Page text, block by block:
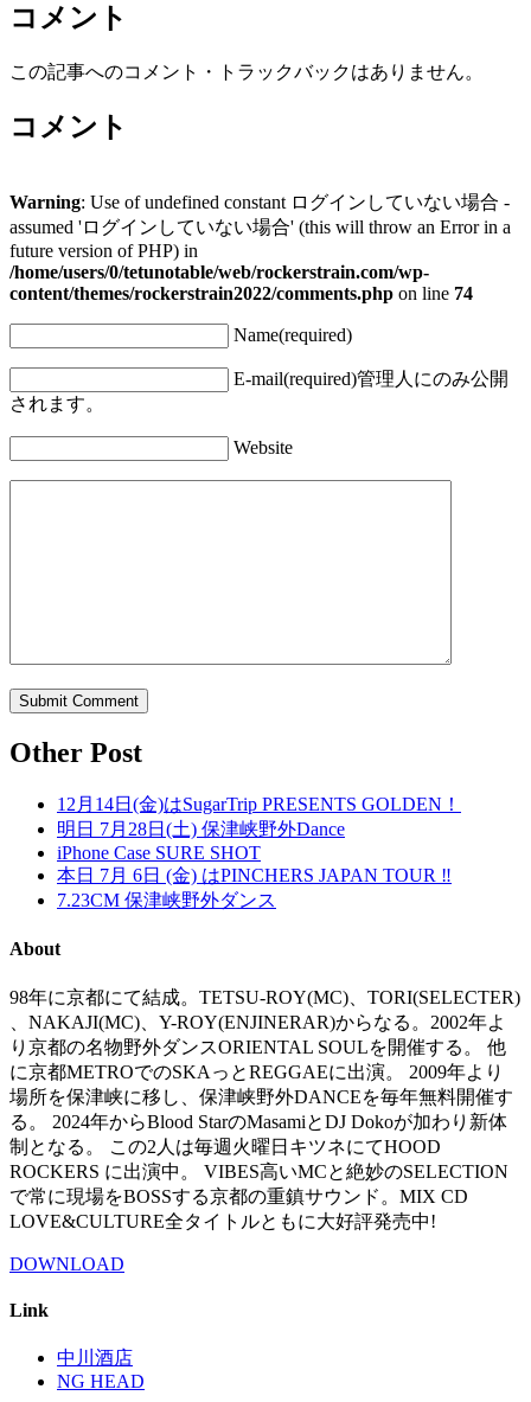
コメント
この記事へのコメント・トラックバックはありません。
コメント
Warning: Use of undefined constant ログインしていない場合 -
assumed 'ログインしていない場合' (this will throw an Error in a
future version of PHP) in
/home/users/0/tetunotable/web/rockerstrain.com/wp-
content/themes/rockerstrain2022/comments.php on line 74
Name(required)
E-mail(required)管理人にのみ公開
されます。
Website
Other Post
12月14日(金)はSugarTrip PRESENTS GOLDEN！
明日 7月28日(土) 保津峡野外Dance
iPhone Case SURE SHOT
本日 7月 6日 (金) はPINCHERS JAPAN TOUR ‼
7.23CM 保津峡野外ダンス
About
98年に京都にて結成。TETSU-ROY(MC)、TORI(SELECTER)
、NAKAJI(MC)、Y-ROY(ENJINERAR)からなる。2002年よ
り京都の名物野外ダンスORIENTAL SOULを開催する。 他
に京都METROでのSKAっとREGGAEに出演。 2009年より
場所を保津峡に移し、保津峡野外DANCEを毎年無料開催す
る。 2024年からBlood StarのMasamiとDJ Dokoが加わり新体
制となる。 この2人は毎週火曜日キツネにてHOOD
ROCKERS に出演中。 VIBES高いMCと絶妙のSELECTION
で常に現場をBOSSする京都の重鎮サウンド。MIX CD
LOVE&CULTURE全タイトルともに大好評発売中!
DOWNLOAD
Link
中川酒店
NG HEAD